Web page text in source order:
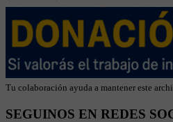
Tu colaboración ayuda a mantener este
SEGUINOS EN REDES